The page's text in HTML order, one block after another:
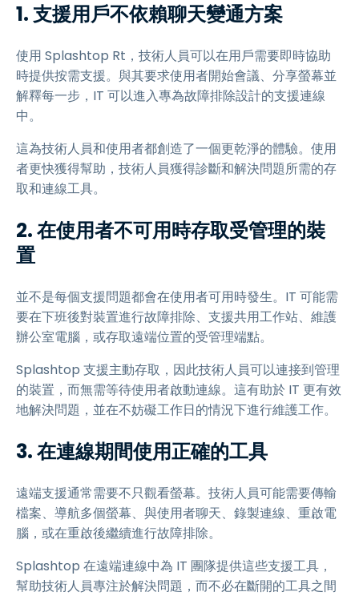
1. 支援用戶不依賴聊天變通方案
使用 Splashtop Rt，技術人員可以在用戶需要即時協助
時提供按需支援。與其要求使用者開始會議、分享螢幕並
解釋每一步，IT 可以進入專為故障排除設計的支援連線
中。
這為技術人員和使用者都創造了一個更乾淨的體驗。使用
者更快獲得幫助，技術人員獲得診斷和解決問題所需的存
取和連線工具。
2. 在使用者不可用時存取受管理的裝
置
並不是每個支援問題都會在使用者可用時發生。IT 可能需
要在下班後對裝置進行故障排除、支援共用工作站、維護
辦公室電腦，或存取遠端位置的受管理端點。
Splashtop 支援主動存取，因此技術人員可以連接到管理
的裝置，而無需等待使用者啟動連線。這有助於 IT 更有效
地解決問題，並在不妨礙工作日的情況下進行維護工作。
3. 在連線期間使用正確的工具
遠端支援通常需要不只觀看螢幕。技術人員可能需要傳輸
檔案、導航多個螢幕、與使用者聊天、錄製連線、重啟電
腦，或在重啟後繼續進行故障排除。
Splashtop 在遠端連線中為 IT 團隊提供這些支援工具，
幫助技術人員專注於解決問題，而不必在斷開的工具之間